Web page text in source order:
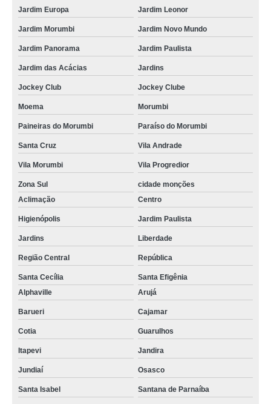
Jardim Europa Jardim Leonor
Jardim Morumbi Jardim Novo Mundo
Jardim Panorama Jardim Paulista
Jardim das Acácias Jardins
Jockey Club Jockey Clube
Moema Morumbi
Paineiras do Morumbi Paraíso do Morumbi
Santa Cruz Vila Andrade
Vila Morumbi Vila Progredior
Zona Sul
cidade monções
Aclimação
Centro
Higienópolis Jardim Paulista
Jardins Liberdade
Região Central República
Santa Cecília
Santa Efigênia
Alphaville
Arujá
Barueri Cajamar
Cotia Guarulhos
Itapevi Jandira
Jundiaí Osasco
Santa Isabel Santana de Parnaíba